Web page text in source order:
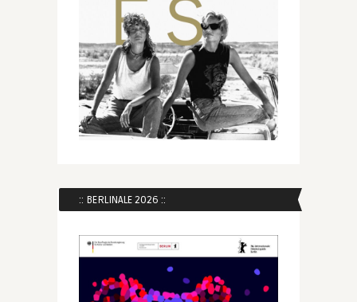
:: BERLINALE 2026 ::